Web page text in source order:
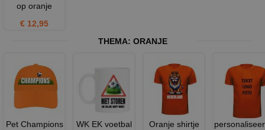
op oranje
€ 12,95
THEMA: ORANJE
Pet Champions
WK EK voetbal
Oranje shirtje